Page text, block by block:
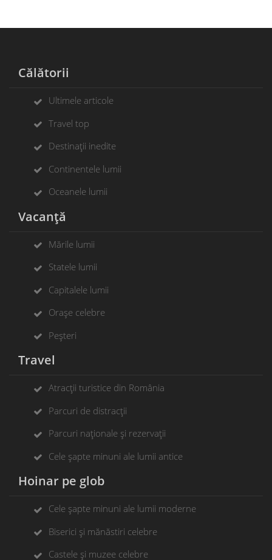
Călătorii
Ultimele articole
Travel top
Destinații inedite
Continentele lumii
Oceanele lumii
Vacanță
Mările lumii
Statele lumii
Capitalele lumii
Orașe celebre
Peșteri
Travel
Atracții turistice din România
Parcuri de distracții
Parcuri naționale și rezervații
Cele șapte minuni ale lumii antice
Hoinar pe glob
Cele șapte minuni ale lumii moderne
Biserici și mănăstiri celebre
Castele și muzee celebre